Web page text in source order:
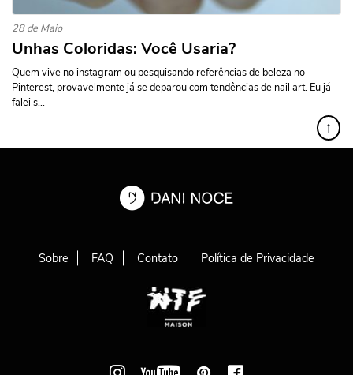
28 de Maio
Unhas Coloridas: Você Usaria?
Quem vive no instagram ou pesquisando referências de beleza no
Pinterest, provavelmente já se deparou com tendências de nail art. Eu já
falei s...
↑
Sobre FAQ Contato Política de Privacidade